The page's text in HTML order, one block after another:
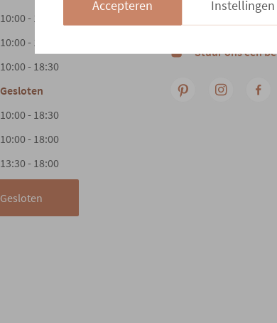
10:00 - 18:30
10:00 - 18:30
10:00 - 18:30
Gesloten
10:00 - 18:30
10:00 - 18:00
13:30 - 18:00
Gesloten
03 480 42 26
Stuur ons een
Accepteren Instellingen